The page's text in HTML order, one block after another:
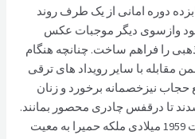
دوره امانی از یک طرف روند
وازسوی دیگر موجبات عکس
را فراهم ساخت. چنانچه هنگام
مقابله با سایر رویداد های ترقی
حجاب نیزخصمانه برخورد و زنان
تا درقفس چادری محصور بمانند.
بتاریخ دوم سنبله 1338 24 اگست 1959 میلادی ملکه حمیرا به معیت